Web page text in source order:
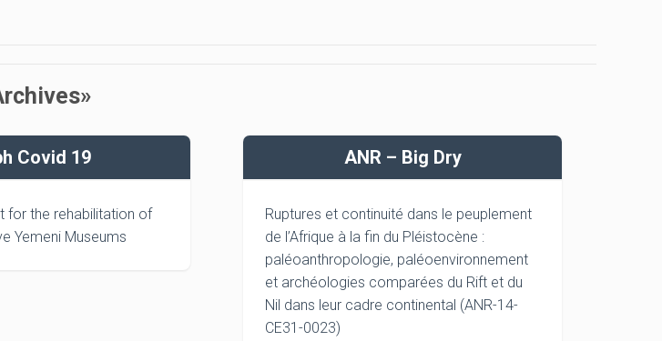
Covid 19
for the rehabilitation of
Yemeni Museums
ANR – Big Dry
Ruptures et continuité dans le peuplement
de l’Afrique à la fin du Pléistocène :
paléoanthropologie, paléoenvironnement
et archéologies comparées du Rift et du
Nil dans leur cadre continental (ANR-14-
CE31-0023)